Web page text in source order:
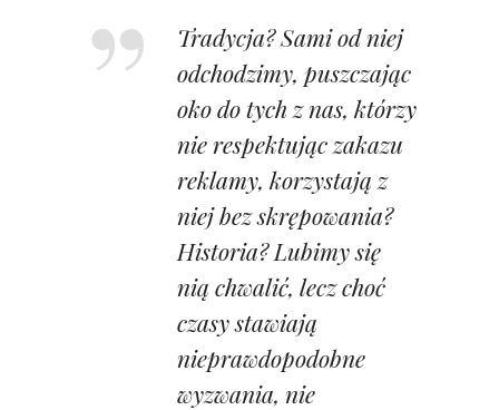
Tradycja? Sami od niej
odchodzimy, puszczając
oko do tych z nas, którzy
nie respektując zakazu
reklamy, korzystają z
niej bez skrępowania?
Historia? Lubimy się
nią chwalić, lecz choć
czasy stawiają
nieprawdopodobne
wyzwania, nie